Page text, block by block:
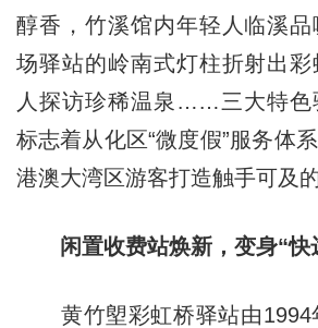
醇香，竹溪馆内年轻人临溪
场驿站的岭南式灯柱折射出
人探访珍稀温泉……三大特色
标志着从化区“微度假”服务体
港澳大湾区游客打造触手可及
闲置收费站焕新，变身“快
黄竹塱彩虹桥驿站由1994